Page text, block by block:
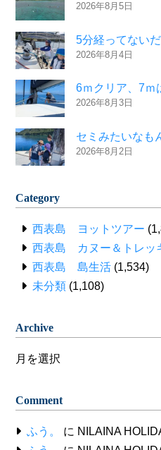
2026年8月5日
5分経ってない
2026年8月4日
6ｍクリア、7ｍ
2026年8月3日
セミみたいなも
2026年8月2日
Category
西表島 ヨットツアー
西表島 カヌー＆トレッ
西表島 島生活 (1,534)
未分類 (1,108)
Archive
Archive
Comment
ふう。 に NILAINA